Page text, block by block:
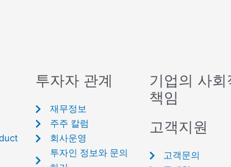
투자자 관계
재무정보
주주 칼럼
회사운영
투자인 정보와 문의
기업의 사회
책임
고객지원
고객문의